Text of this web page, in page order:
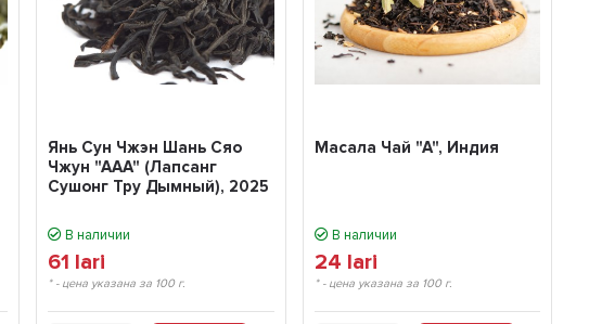
Янь Сун Чжэн Шань Сяо
Чжун "ААА" (Лапсанг
Сушонг Тру Дымный), 2025
В наличии
61 lari
* - цена указана за 100 г.
Масала Чай "А", Индия
В наличии
24 lari
* - цена указана за 100 г.